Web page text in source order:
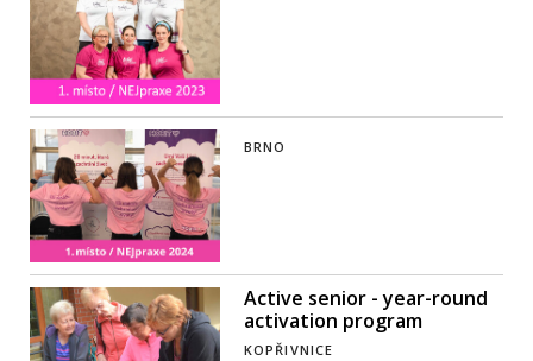
BRNO
Active senior - year-round
activation program
KOPŘIVNICE